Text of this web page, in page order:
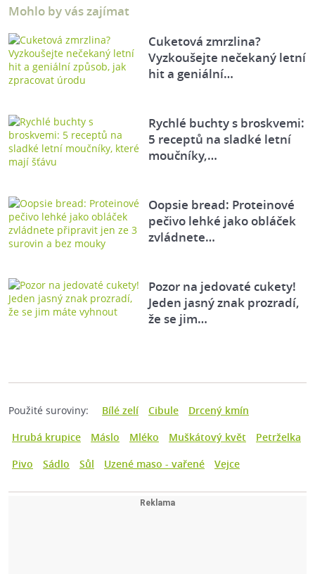
Mohlo by vás zajímat
Cuketová zmrzlina?
Vyzkoušejte nečekaný letní
hit a geniální…
Rychlé buchty s broskvemi:
5 receptů na sladké letní
moučníky,…
Oopsie bread: Proteinové
pečivo lehké jako obláček
zvládnete…
Pozor na jedovaté cukety!
Jeden jasný znak prozradí,
že se jim…
Použité suroviny: Bílé zelí Cibule
Drcený kmín
Hrubá krupice
Máslo Mléko Muškátový květ
Petrželka
Pivo
Sádlo Sůl Uzené maso - vařené Vejce